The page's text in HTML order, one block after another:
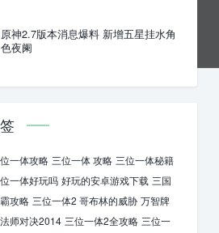
原神2.7版本消息爆料 新增五星挂水角
色夜阑
一体攻略 三位一体 攻略 三位一体秘籍
一体好玩吗 好玩的安卓游戏下载 三国
攻略 三位一体2 哥布林的威胁 万智牌
师对决2014 三位一体2全攻略 三位一